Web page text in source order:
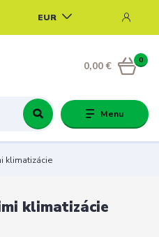
Menu
EUR
0
0,00 €
klimatizácie
klimatizácie